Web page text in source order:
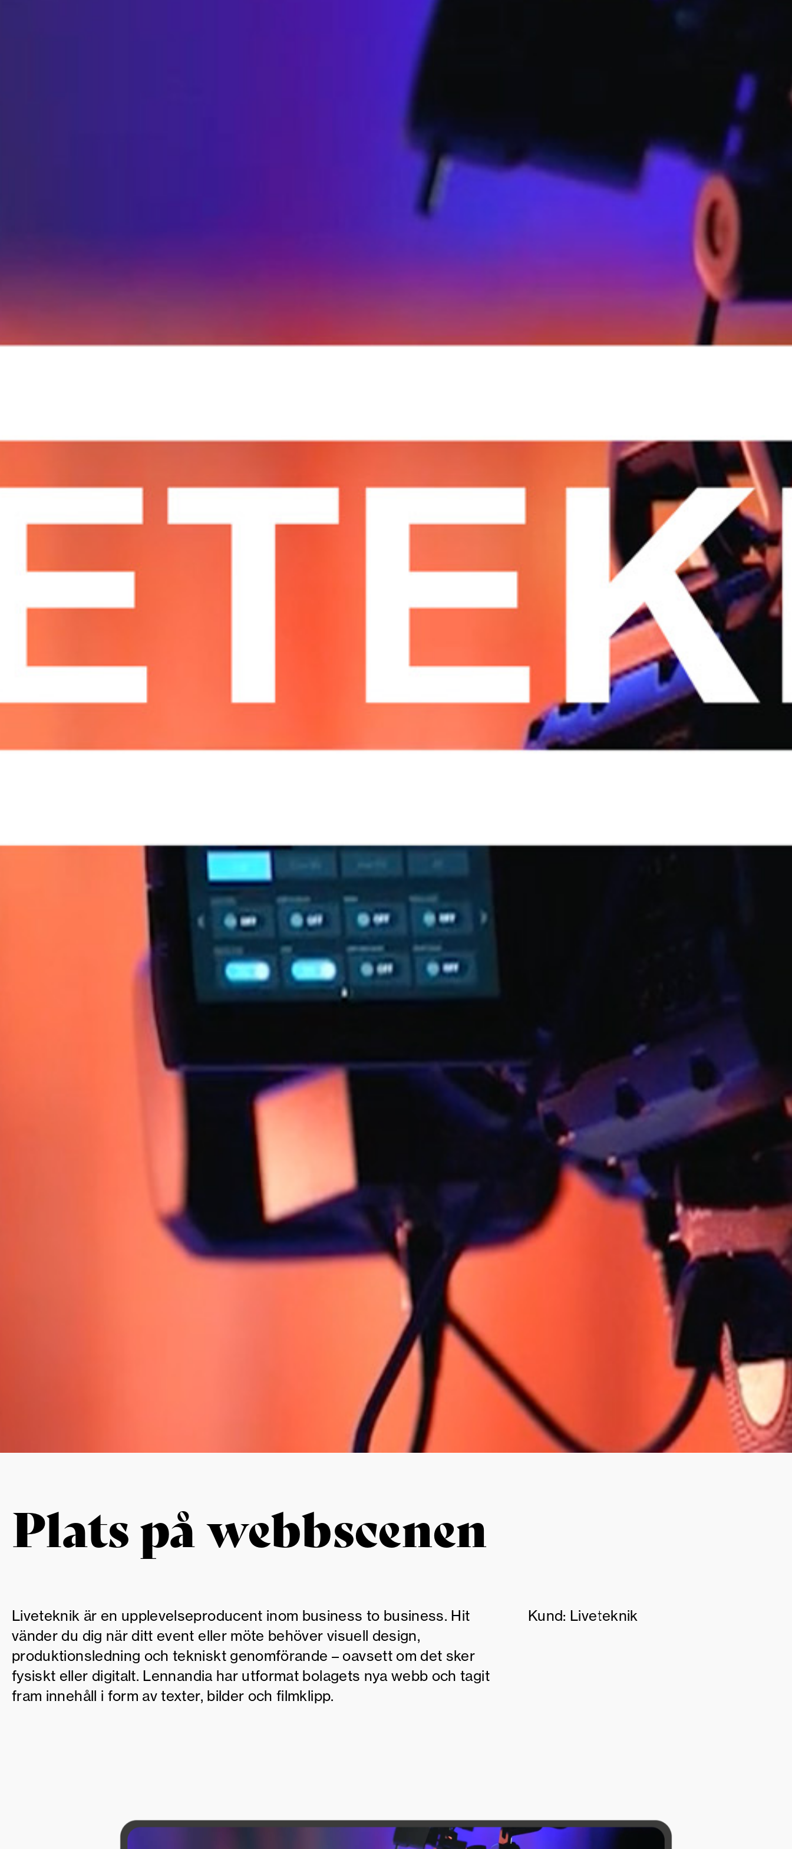
Plats på webbscenen
Liveteknik är en upplevelseproducent inom business to business. Hit
vänder du dig när ditt event eller möte behöver visuell design,
produktionsledning och tekniskt genomförande – oavsett om det sker
fysiskt eller digitalt. Lennandia har utformat bolagets nya webb och tagit
fram innehåll i form av texter, bilder och filmklipp.
Kund: Liveteknik